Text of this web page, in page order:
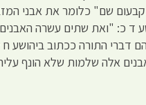
שם" כלומר את אבני
ד כ: "ואת שתים עשרה
דברי התורה ככתוב ביהושע
אלה שלמות שלא הונף